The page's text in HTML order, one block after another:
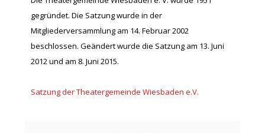
gegründet. Die Satzung wurde in der
Mitgliederversammlung am 14. Februar 2002
beschlossen. Geändert wurde die Satzung am 13. Juni
2012 und am 8. Juni 2015.
Satzung der Theatergemeinde Wiesbaden e.V.